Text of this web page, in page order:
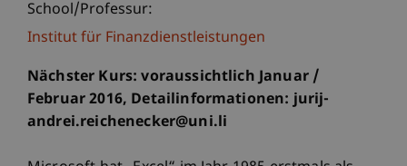
School/Professur:
Institut für Finanzdienstleistungen
Nächster Kurs: voraussichtlich Januar /
Februar 2016, Detailinformationen: jurij-
andrei.reichenecker@uni.li